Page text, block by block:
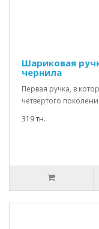
Шариковая
чернила
Первая ручка, в
четвертого
319 тн.